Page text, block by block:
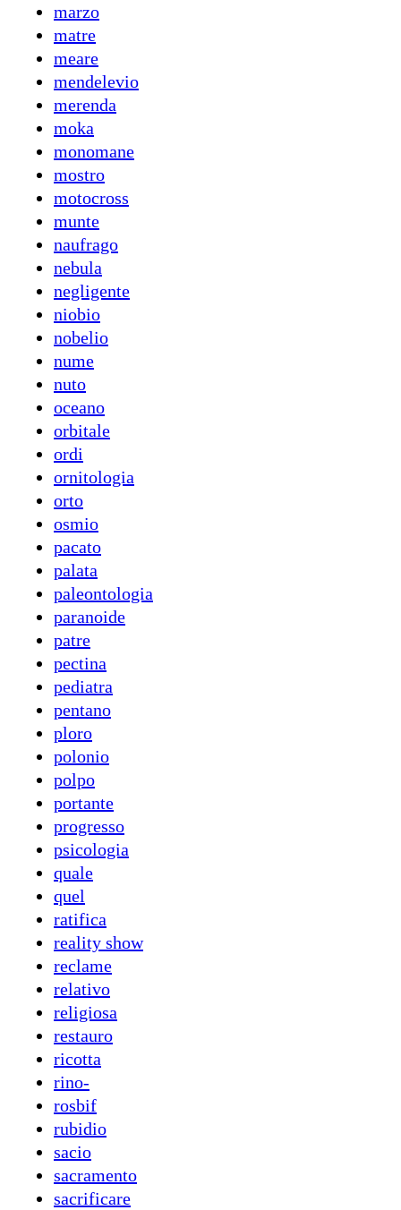
marzo
matre
meare
mendelevio
merenda
moka
monomane
mostro
motocross
munte
naufrago
nebula
negligente
niobio
nobelio
nume
nuto
oceano
orbitale
ordi
ornitologia
orto
osmio
pacato
palata
paleontologia
paranoide
patre
pectina
pediatra
pentano
ploro
polonio
polpo
portante
progresso
psicologia
quale
quel
ratifica
reality show
reclame
relativo
religiosa
restauro
ricotta
rino-
rosbif
rubidio
sacio
sacramento
sacrificare